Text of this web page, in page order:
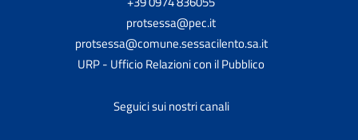
protsessa@pec.it
protsessa@comune.sessacilento.sa.it
URP - Ufficio Relazioni con il Pubblico
Seguici sui nostri canali